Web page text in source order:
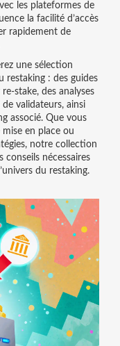
les plateformes de
la facilité d’accès
rapidement de
une sélection
restaking : des guides
des analyses
validateurs, ainsi
associé. Que vous
en place ou
notre collection
nécessaires
du restaking.